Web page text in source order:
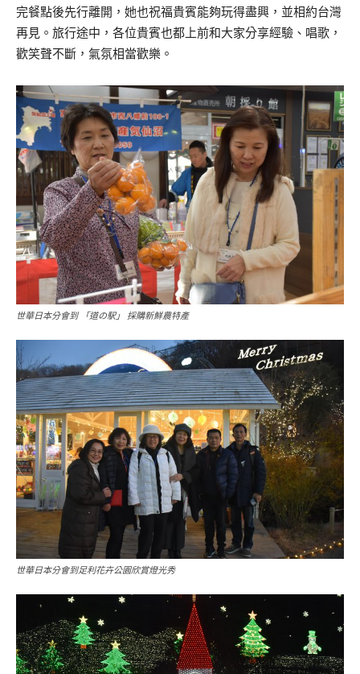
完餐點後先行離開，她也祝福貴賓能夠玩得盡興，並相約台灣
再見。旅行途中，各位貴賓也都上前和大家分享經驗、唱歌，
歡笑聲不斷，氣氛相當歡樂。
世華日本分會到 「道の駅」 採購新鮮農特產
世華日本分會到足利花卉公園欣賞燈光秀